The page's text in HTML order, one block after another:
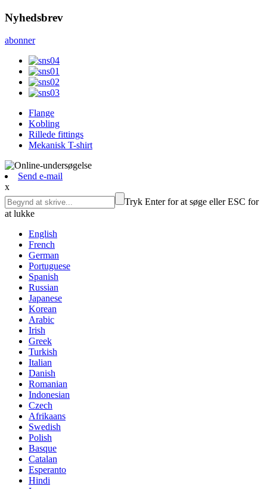
Nyhedsbrev
abonner
Flange
Kobling
Rillede fittings
Mekanisk T-shirt
Send e-mail
x
Tryk Enter for at søge eller ESC for
at lukke
English
French
German
Portuguese
Spanish
Russian
Japanese
Korean
Arabic
Irish
Greek
Turkish
Italian
Danish
Romanian
Indonesian
Czech
Afrikaans
Swedish
Polish
Basque
Catalan
Esperanto
Hindi